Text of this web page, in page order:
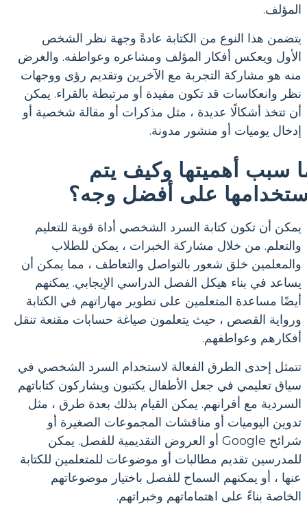
المؤلف.
يتضمن هذا النوع من الكتابة عادةً وجهة نظر الشخص
الأول ويعكس أفكار المؤلف ومشاعره وعواطفه. والغرض
منه هو مشاركة التجربة مع الآخرين وتقديم رؤى ووجهات
نظر وانعكاسات قد تكون مفيدة أو مرتبطة بالقراء. يمكن
أن تتخذ أشكالًا عديدة ، مثل مذكرات أو مقالة شخصية أو
إدخال يوميات أو منشور مدونة.
سبب أهميتها وكيف يتم
على أفضل وجه؟
يمكن أن تكون كتابة السرد الشخصي أداة قوية للتعليم
والتعلم. من خلال مشاركة الخبرات ، يمكن للطلاب
والمعلمين خلق شعور بالتواصل والتعاطف ، مما يمكن أن
يساعد في بناء هيكل الفصل الدراسي الإيجابي. يمكنهم
أيضًا مساعدة المتعلمين على تطوير مهاراتهم في الكتابة
ورواية القصص ، حيث يتعلمون صياغة حسابات مقنعة تنقل
أفكارهم وعواطفهم.
تتمثل إحدى الطرق الفعالة لاستخدام السرد الشخصي في
سياق تعليمي في جعل الأطفال يكتبون ويشاركون كتاباتهم
السردية مع أقرانهم. يمكن القيام بذلك بعدة طرق ، مثل
تدوين اليوميات أو مناقشات المجموعات الصغيرة أو
شرائح Google أو العروض التقديمية للفصل. يمكن
للمدرسين تقديم مطالبات أو موضوعات للمتعلمين للكتابة
عنها ، أو يمكنهم السماح للفصل باختيار موضوعاتهم
الخاصة بناءً على اهتماماتهم وخبراتهم.